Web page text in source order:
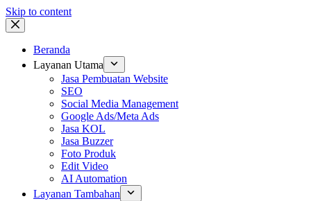
Skip to content
Beranda
Layanan Utama
Jasa Pembuatan Website
SEO
Social Media Management
Google Ads/Meta Ads
Jasa KOL
Jasa Buzzer
Foto Produk
Edit Video
AI Automation
Layanan Tambahan